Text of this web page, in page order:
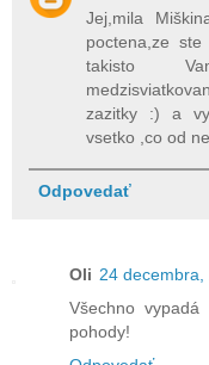
Jej,mila
poctena,ze
takisto
zazitky :) a
vsetko ,co od
Odpovedať
Oli 24 decembra,
Všechno
pohody!